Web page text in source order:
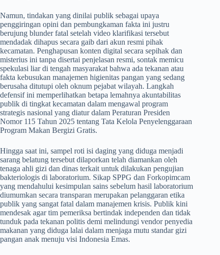
​Namun, tindakan yang dinilai publik sebagai upaya
penggiringan opini dan pembungkaman fakta ini justru
berujung blunder fatal setelah video klarifikasi tersebut
mendadak dihapus secara gaib dari akun resmi pihak
kecamatan. Penghapusan konten digital secara sepihak dan
misterius ini tanpa disertai penjelasan resmi, sontak memicu
spekulasi liar di tengah masyarakat bahwa ada tekanan atau
fakta kebusukan manajemen higienitas pangan yang sedang
berusaha ditutupi oleh oknum pejabat wilayah. Langkah
defensif ini memperlihatkan betapa lemahnya akuntabilitas
publik di tingkat kecamatan dalam mengawal program
strategis nasional yang diatur dalam Peraturan Presiden
Nomor 115 Tahun 2025 tentang Tata Kelola Penyelenggaraan
Program Makan Bergizi Gratis.
​Hingga saat ini, sampel roti isi daging yang diduga menjadi
sarang belatung tersebut dilaporkan telah diamankan oleh
tenaga ahli gizi dan dinas terkait untuk dilakukan pengujian
bakteriologis di laboratorium. Sikap SPPG dan Forkopimcam
yang mendahului kesimpulan sains sebelum hasil laboratorium
diumumkan secara transparan merupakan pelanggaran etika
publik yang sangat fatal dalam manajemen krisis. Publik kini
mendesak agar tim pemeriksa bertindak independen dan tidak
tunduk pada tekanan politis demi melindungi vendor penyedia
makanan yang diduga lalai dalam menjaga mutu standar gizi
pangan anak menuju visi Indonesia Emas.